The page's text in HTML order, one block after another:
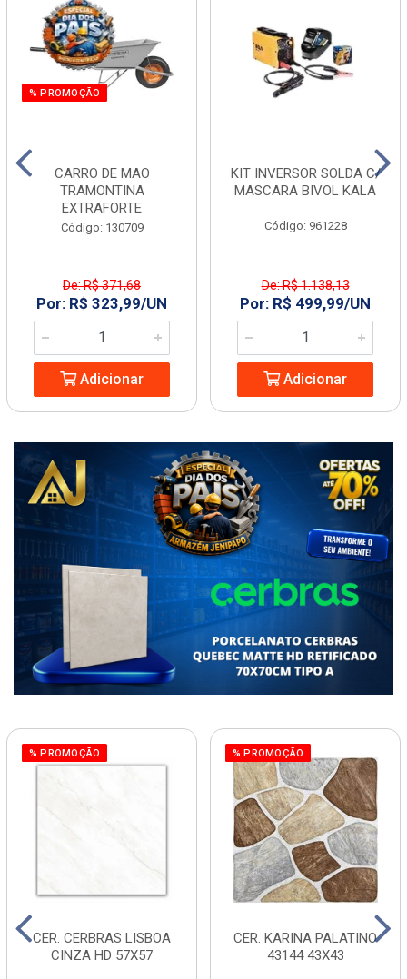
% PROMOÇÃO
CARRO DE MAO
TRAMONTINA
EXTRAFORTE
Código: 130709
De: R$ 371,68
Por: R$ 323,99/UN
Adicionar
KIT INVERSOR SOLDA C/
MASCARA BIVOL KALA
Código: 961228
De: R$ 1.138,13
Por: R$ 499,99/UN
Adicionar
% PROMOÇÃO
CER. CERBRAS LISBOA
CINZA HD 57X57
% PROMOÇÃO
CER. KARINA PALATINO
43144 43X43